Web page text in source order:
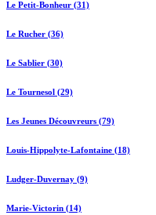
Le Petit-Bonheur (31)
Le Rucher (36)
Le Sablier (30)
Le Tournesol (29)
Les Jeunes Découvreurs (79)
Louis-Hippolyte-Lafontaine (18)
Ludger-Duvernay (9)
Marie-Victorin (14)